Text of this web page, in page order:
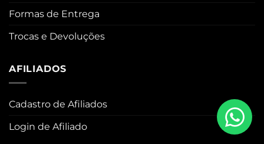
Formas de Entrega
Trocas e Devoluções
AFILIADOS
Cadastro de Afiliados
Login de Afiliado